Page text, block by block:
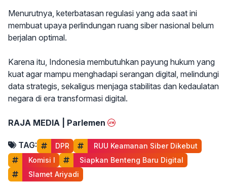
Menurutnya, keterbatasan regulasi yang ada saat ini
membuat upaya perlindungan ruang siber nasional belum
berjalan optimal.
Karena itu, Indonesia membutuhkan payung hukum yang
kuat agar mampu menghadapi serangan digital, melindungi
data strategis, sekaligus menjaga stabilitas dan kedaulatan
negara di era transformasi digital.
RAJA MEDIA | Parlemen
TAG: DPR
RUU Keamanan Siber Dikebut
Komisi I
Siapkan Benteng Baru Digital
Slamet Ariyadi